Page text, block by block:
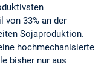
von 33% an der
Sojaproduktion.
hochmechanisierte
bisher nur aus